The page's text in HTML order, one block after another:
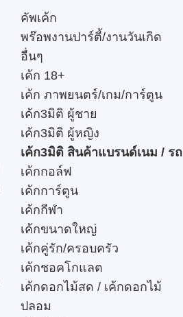
คัพเค้ก
พร๊อพงานปาร์ตี้/งานวันเกิด
อื่นๆ
เค้ก 18+
เค้ก ภาพยนตร์/เกม/การ์ตูน
เค้ก3มิติ ผู้ชาย
เค้ก3มิติ ผู้หญิง
เค้ก3มิติ สินค้าแบรนด์เนม / รถ
เค้กกอล์ฟ
เค้กการ์ตูน
เค้กกีฬา
เค้กขนาดใหญ่
เค้กคู่รัก/ครอบครัว
เค้กชอคโกแลต
เค้กดอกไม้สด / เค้กดอกไม้
ปลอม